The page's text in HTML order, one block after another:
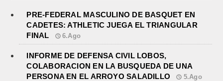
PRE-FEDERAL MASCULINO DE BASQUET EN
CADETES: ATHLETIC JUEGA EL TRIANGULAR
FINAL
6.Ago
INFORME DE DEFENSA CIVIL LOBOS,
COLABORACION EN LA BUSQUEDA DE UNA
PERSONA EN EL ARROYO SALADILLO
5.Ago